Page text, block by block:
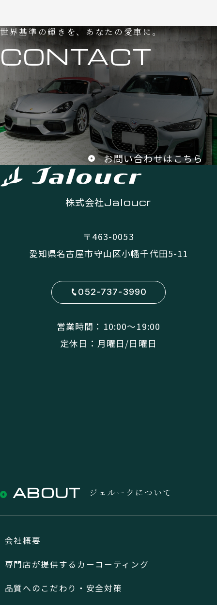
世界基準の輝きを、あなたの愛車に。
CONTACT
お問い合わせはこちら
株式会社Jaloucr
〒463-0053
愛知県名古屋市守山区小幡千代田5-11
052-737-3990
営業時間：10:00〜19:00
定休日：月曜日/日曜日
ABOUT ジェルークについて
会社概要
専門店が提供するカーコーティング
品質へのこだわり・安全対策